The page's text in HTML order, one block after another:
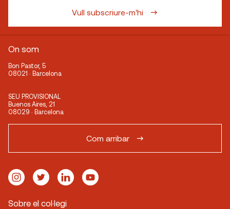
Vull subscriure-m'hi
On som
Bon Pastor, 5
08021 · Barcelona
SEU PROVISIONAL
Buenos Aires, 21
08029 · Barcelona
Com arribar
Sobre el col·legi